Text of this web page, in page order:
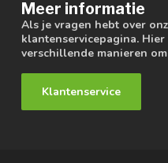
Meer informatie
Als je vragen hebt over
klantenservicepagina.
verschillende manieren
Klantenservice